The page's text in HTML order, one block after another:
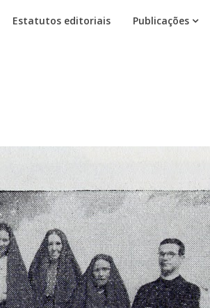
Estatutos editoriais Publicações